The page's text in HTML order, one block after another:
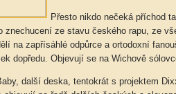
Přesto nikdo nečeká příchod
znechucení ze stavu českého rapu, ze
na zapřísáhlé odpůrce a ortodoxní
dopředu. Objevují se na Wichově
další deska, tentokrát s projektem